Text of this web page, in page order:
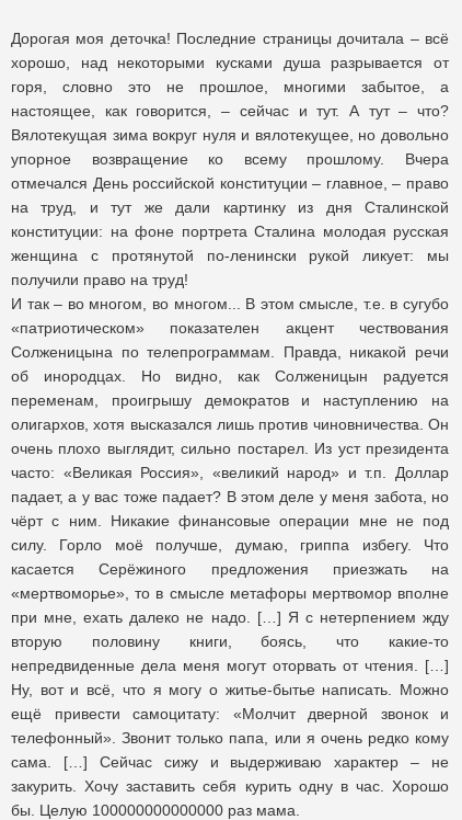
Дорогая моя деточка! Последние страницы дочитала – всё
хорошо, над некоторыми кусками душа разрывается от
горя, словно это не прошлое, многими забытое, а
настоящее, как говорится, – сейчас и тут. А тут – что?
Вялотекущая зима вокруг нуля и вялотекущее, но довольно
упорное возвращение ко всему прошлому. Вчера
отмечался День российской конституции – главное, – право
на труд, и тут же дали картинку из дня Сталинской
конституции: на фоне портрета Сталина молодая русская
женщина с протянутой по-ленински рукой ликует: мы
получили право на труд!
И так – во многом, во многом... В этом смысле, т.е. в сугубо
«патриотическом» показателен акцент чествования
Солженицына по телепрограммам. Правда, никакой речи
об инородцах. Но видно, как Солженицын радуется
переменам, проигрышу демократов и наступлению на
олигархов, хотя высказался лишь против чиновничества. Он
очень плохо выглядит, сильно постарел. Из уст президента
часто: «Великая Россия», «великий народ» и т.п. Доллар
падает, а у вас тоже падает? В этом деле у меня забота, но
чёрт с ним. Никакие финансовые операции мне не под
силу. Горло моё получше, думаю, гриппа избегу. Что
касается Серёжиного предложения приезжать на
«мертвоморье», то в смысле метафоры мертвомор вполне
при мне, ехать далеко не надо. […] Я с нетерпением жду
вторую половину книги, боясь, что какие-то
непредвиденные дела меня могут оторвать от чтения. […]
Ну, вот и всё, что я могу о житье-бытье написать. Можно
ещё привести самоцитату: «Молчит дверной звонок и
телефонный». Звонит только папа, или я очень редко кому
сама. […] Сейчас сижу и выдерживаю характер – не
закурить. Хочу заставить себя курить одну в час. Хорошо
бы. Целую 100000000000000 раз мама.